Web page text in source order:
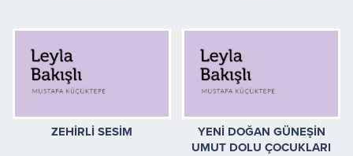
ZEHİRLİ SESİM
YENİ DOĞAN GÜNEŞİN
UMUT DOLU ÇOCUKLARI